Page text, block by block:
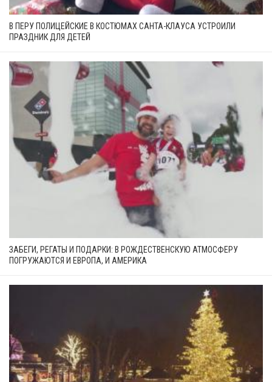
В ПЕРУ ПОЛИЦЕЙСКИЕ В КОСТЮМАХ САНТА-КЛАУСА УСТРОИЛИ
ПРАЗДНИК ДЛЯ ДЕТЕЙ
ЗАБЕГИ, РЕГАТЫ И ПОДАРКИ: В РОЖДЕСТВЕНСКУЮ АТМОСФЕРУ
ПОГРУЖАЮТСЯ И ЕВРОПА, И АМЕРИКА